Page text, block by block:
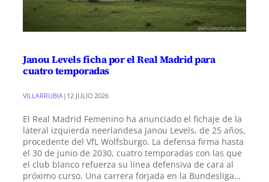
Janou Levels ficha por el Real Madrid para
cuatro temporadas
VILLARRUBIA| 12 JULIO 2026
El Real Madrid Femenino ha anunciado el fichaje de la
lateral izquierda neerlandesa Janou Levels, de 25 años,
procedente del VfL Wolfsburgo. La defensa firma hasta
el 30 de junio de 2030, cuatro temporadas con las que
el club blanco refuerza su línea defensiva de cara al
próximo curso. Una carrera forjada en la Bundesliga…